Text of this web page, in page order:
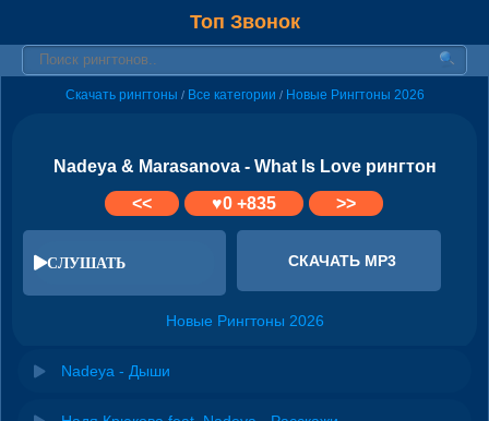
Топ Звонок
Скачать рингтоны / Все категории / Новые Рингтоны 2026
Nadeya & Marasanova - What Is Love рингтон
<<
♥0+835 >>
СЛУШАТЬ СКАЧАТЬ MP3
Новые Рингтоны 2026
Nadeya - Дыши